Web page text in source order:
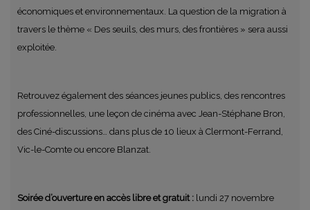
économiques et environnementaux. La question de la migration à
travers le thème « Des seuils, des murs, des frontières » sera aussi
exploitée.
Retrouvez également des séances jeunes publics, des rencontres
professionnelles, une leçon de cinéma avec Jean-Stéphane Bron,
des Ciné-discussions… dans plus de 10 lieux à Clermont-Ferrand,
Vic-le-Comte ou encore Blanzat.
Soirée d’ouverture en accès libre et gratuit : lundi 27 novembre